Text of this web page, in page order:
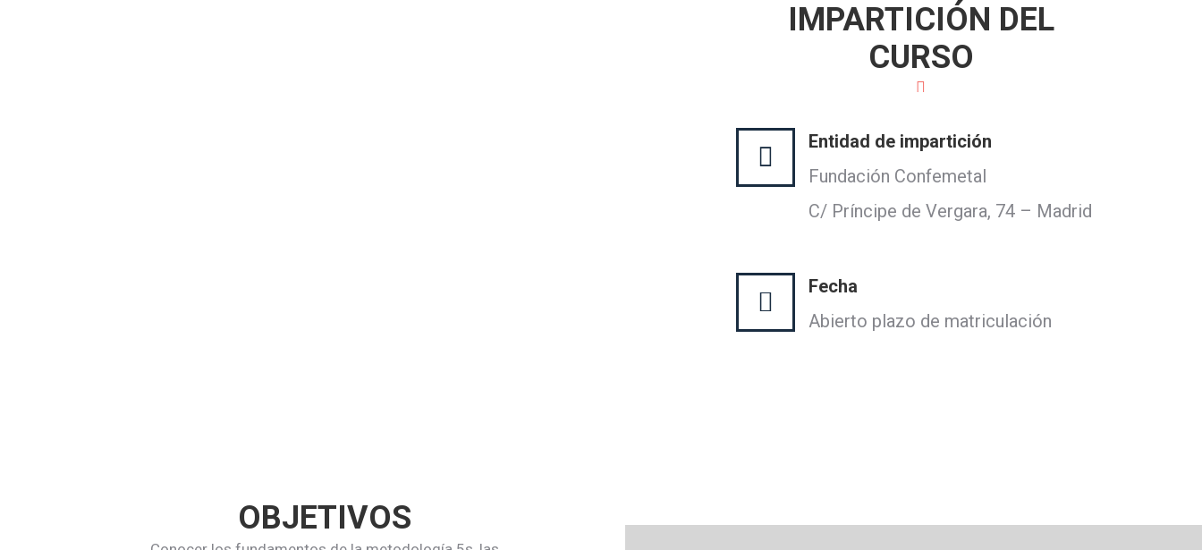
IMPARTICIÓN DEL
CURSO
Entidad de impartición
Fundación Confemetal
C/ Príncipe de Vergara, 74 – Madrid
Fecha
Abierto plazo de matriculación
OBJETIVOS